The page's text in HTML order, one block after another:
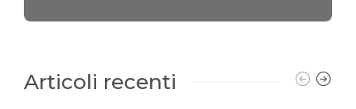
Articoli recenti